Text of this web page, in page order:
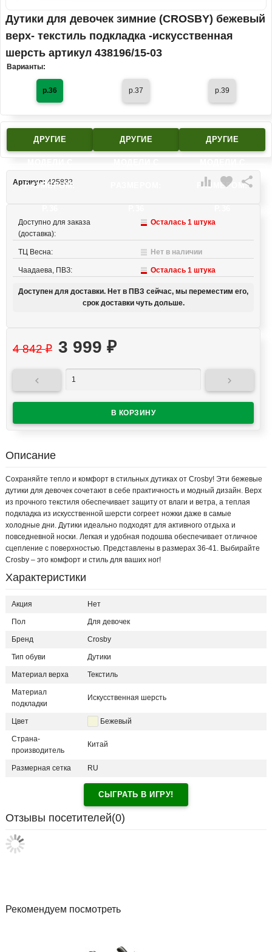
Дутики для девочек зимние (CROSBY) бежевый
верх- текстиль подкладка -искусственная
шерсть артикул 438196/15-03
Варианты:
р.36 р.37 р.39
ДРУГИЕ
РАЗМЕРОМ:
ДРУГИЕ ДРУГИЕ
РАЗМЕРОМ:
 favorite 
Артикул: 425832
Доступно для заказа
(доставка):
Осталась 1 штука
ТЦ Весна: Нет в наличии
Чаадаева, ПВЗ: Осталась 1 штука
Доступен для доставки. Нет в ПВЗ сейчас, мы переместим его,
срок доставки чуть дольше.
4 842₽ 3 999 ₽
 
Описание
Сохраняйте тепло и комфорт в стильных дутиках от Crosby! Эти бежевые
дутики для девочек сочетают в себе практичность и модный дизайн. Верх
из прочного текстиля обеспечивает защиту от влаги и ветра, а теплая
подкладка из искусственной шерсти согреет ножки даже в самые
холодные дни. Дутики идеально подходят для активного отдыха и
повседневной носки. Легкая и удобная подошва обеспечивает отличное
сцепление с поверхностью. Представлены в размерах 36-41. Выбирайте
Crosby – это комфорт и стиль для ваших ног!
Характеристики
Акция Нет
Пол Для девочек
Бренд Crosby
Тип обуви Дутики
Материал верха Текстиль
Материал
подкладки
Искусственная шерсть
Цвет Бежевый
Страна-
производитель
Китай
Размерная сетка RU
СЫГРАТЬ В ИГРУ!
Отзывы посетителей(0)
Рекомендуем посмотреть